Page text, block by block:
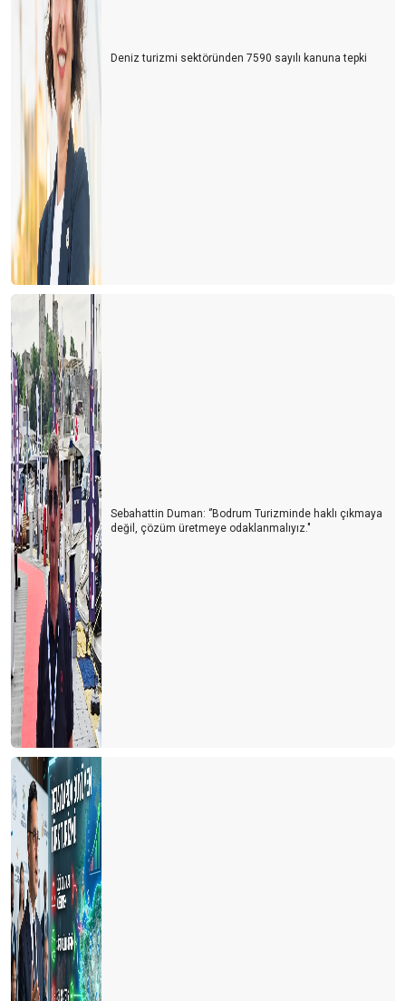
Deniz turizmi sektöründen 7590 sayılı kanuna tepki
Sebahattin Duman: ‘’Bodrum Turizminde haklı çıkmaya
değil, çözüm üretmeye odaklanmalıyız."